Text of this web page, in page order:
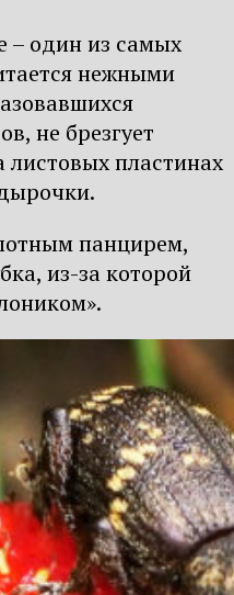
– один из самых
нежными
не брезгует
листовых пластинах
панцирем,
из-за которой